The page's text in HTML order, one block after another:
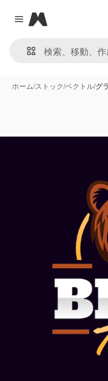
Close menu
Magnific
ホーム/ストック/ベクトル/グ